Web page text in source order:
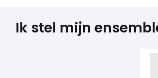
Ik stel mijn